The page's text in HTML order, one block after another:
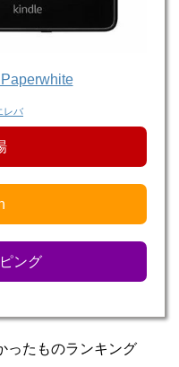
レバ
ング
ったものランキング